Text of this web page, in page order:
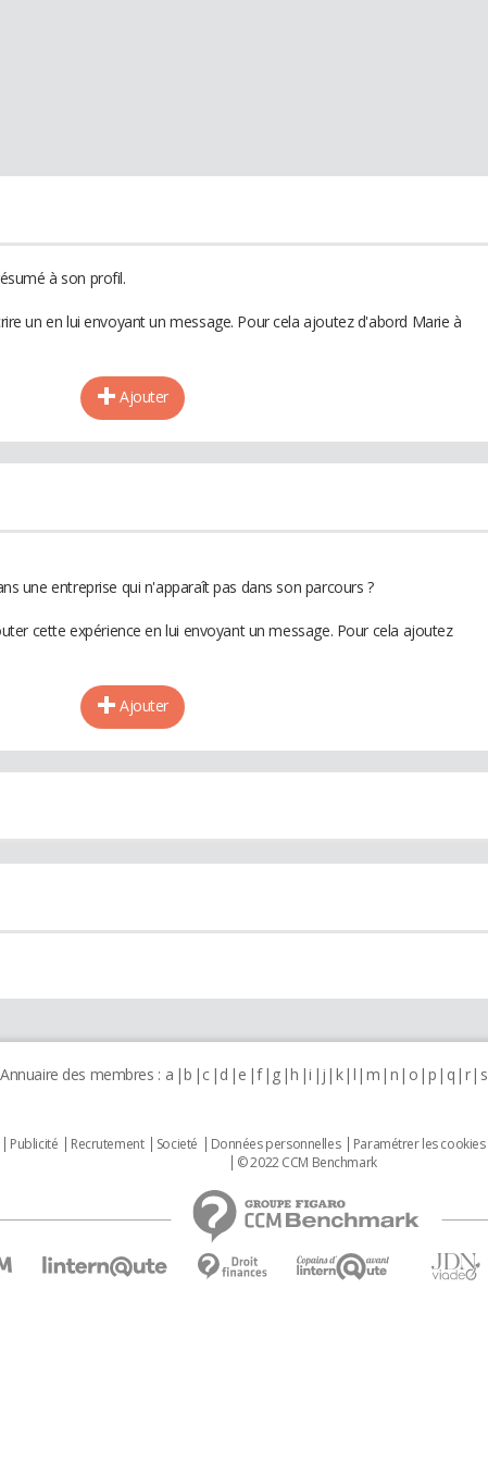
à son profil.
un en lui envoyant un message. Pour cela ajoutez d'abord Marie à
Ajouter
une entreprise qui n'apparaît pas dans son parcours ?
cette expérience en lui envoyant un message. Pour cela ajoutez
Ajouter
Annuaire des membres : a b c d e f g h i j k l m n o p q r s
Publicité Recrutement Societé Données personnelles Paramétrer les cookies
© 2022 CCM Benchmark